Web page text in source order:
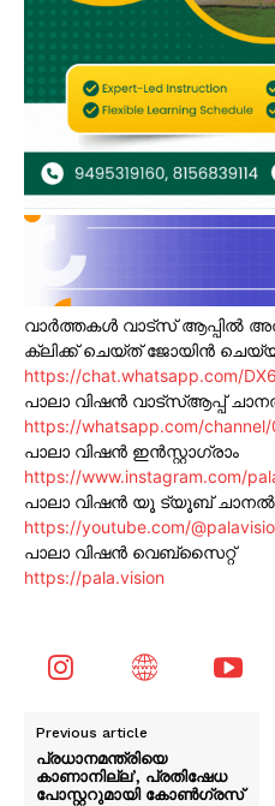
വാർത്തകൾ വാട്സ് ആപ്പിൽ
ക്ലിക്ക് ചെയ്ത് ജോയിൻ
https://chat.whatsapp.com/
പാലാ വിഷൻ വാട്സ്ആപ്പ്
https://whatsapp.com/
പാലാ വിഷൻ ഇൻസ്റ്റാഗ്രാം
https://www.instagram.com/
പാലാ വിഷൻ യൂ ട്യൂബ് ചാനൽ
https://youtube.com/
പാലാ വിഷൻ വെബ്സൈറ്റ്
https://pala.vision
Previous article
പ്രധാനമന്ത്രിയെ
കാണാനില്ല’, പ്രതിഷേധ
പോസ്റ്ററുമായി കോൺഗ്രസ്